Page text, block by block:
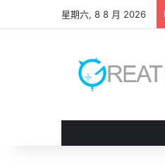
星期六, 8 8 月 2026